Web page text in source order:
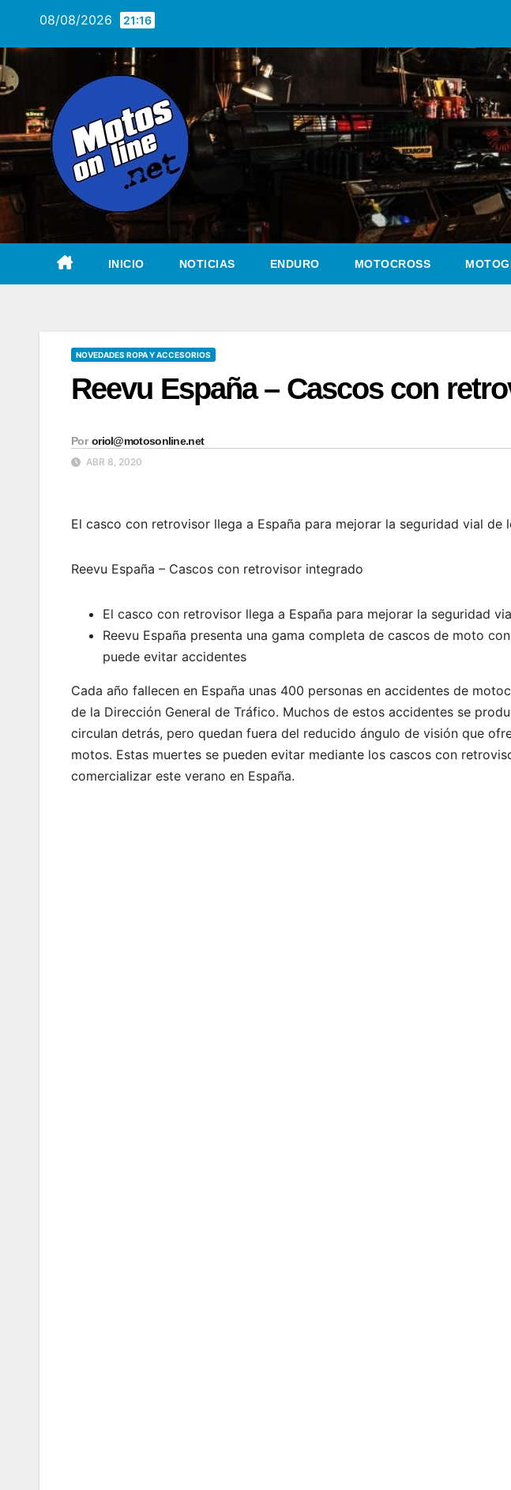
contenido
08/08/2026 21:16
INICIO NOTICIAS ENDURO MOTOCROSS
NOVEDADES ROPA Y ACCESORIOS
Reevu España – Cascos con
Por oriol@motosonline.net
ABR 8, 2020
El casco con retrovisor llega a España para mejorar la seguridad vial de
Reevu España – Cascos con retrovisor integrado
El casco con retrovisor llega a España para mejorar la seguridad
Reevu España presenta una gama completa de cascos de moto
puede evitar accidentes
Cada año fallecen en España unas 400 personas en accidentes de
de la Dirección General de Tráfico. Muchos de estos accidentes se
circulan detrás, pero quedan fuera del reducido ángulo de visión que
motos. Estas muertes se pueden evitar mediante los cascos con
comercializar este verano en España.